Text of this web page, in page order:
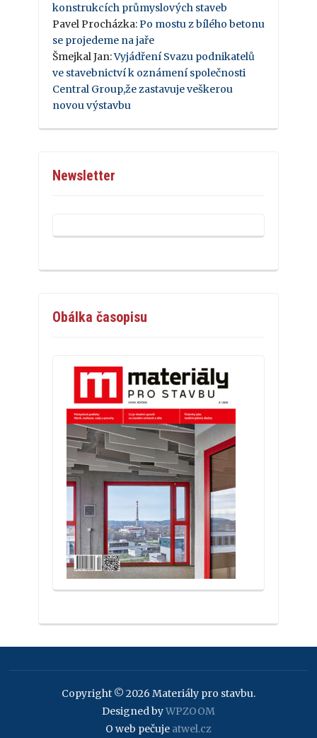
konstrukcích průmyslových staveb
Pavel Procházka: Po mostu z bílého betonu
se projedeme na jaře
Šmejkal Jan:Vyjádření Svazu podnikatelů
ve stavebnictví k oznámení společnosti
Central Group,že zastavuje veškerou
novou výstavbu
Newsletter
Obálka časopisu
Copyright © 2026 Materiály pro stavbu.
Designed byWPZOOM
O web pečuje atwel.cz